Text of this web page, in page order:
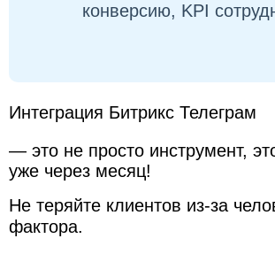
конверсию, KPI
Интеграция Битрикс Телеграм
— это не просто инструмент,
уже через месяц!
Не теряйте клиентов из-за
фактора.